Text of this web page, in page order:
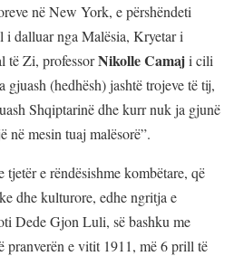
në New York, e përshëndeti
i dalluar nga Malësia, Kryetar i
të Zi, professorNikolle Camaji cili
gjuash (hedhësh) jashtë trojeve të tij,
Shqiptarinë dhe kurr nuk ja gjunë
në mesin tuaj malësorë”.
e rëndësishme kombëtare, që
dhe kulturore, edhe ngritja e
Dede Gjon Luli, së bashku me
pranverën e vitit 1911, më 6 prill të